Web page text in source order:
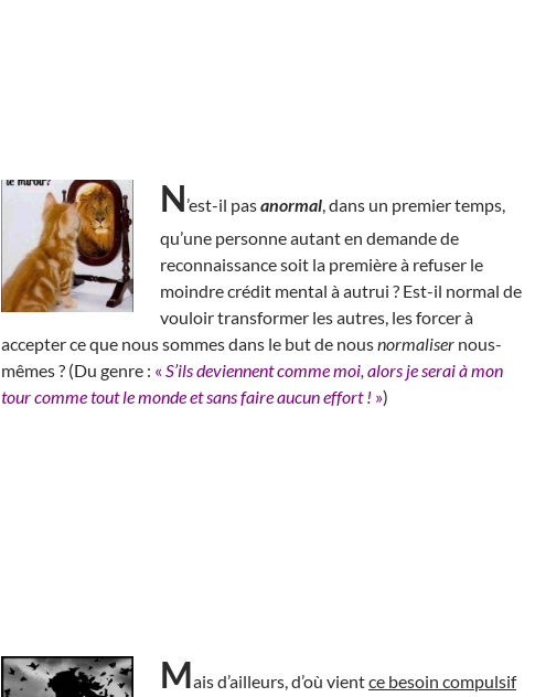
N’est-il pasanormal, dans un premier temps,
qu’une personne autant en demande de
reconnaissance soit la première à refuser le
moindre crédit mental à autrui ? Est-il normal de
vouloir transformer les autres, les forcer à
accepter ce que nous sommes dans le but de nousnormaliser nous-
mêmes ? (Du genre : « S’ils deviennent comme moi, alors je serai à mon
tour comme tout le monde et sans faire aucun effort ! »)
Mais d’ailleurs, d’où vientce besoin compulsif